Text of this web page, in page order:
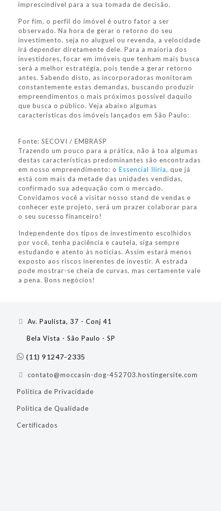
imprescindível para a sua tomada de decisão.
Por fim, o perfil do imóvel é outro fator a ser
observado. Na hora de gerar o retorno do seu
investimento, seja no aluguel ou revenda, a velocidade
irá depender diretamente dele. Para a maioria dos
investidores, focar em imóveis que tenham mais busca
será a melhor estratégia, pois tende a gerar retorno
antes. Sabendo disto, as incorporadoras monitoram
constantemente estas demandas, buscando produzir
empreendimentos o mais próximos possível daquilo
que busca o público. Veja abaixo algumas
características dos imóveis lançados em São Paulo:
Fonte: SECOVI / EMBRASP
Trazendo um pouco para a prática, não à toa algumas
destas características predominantes são encontradas
em nosso empreendimento: oEssencial Ilíria, que já
está com mais da metade das unidades vendidas,
confirmado sua adequação com o mercado.
Convidamos você a visitar nosso stand de vendas e
conhecer este projeto, será um prazer colaborar para
o seu sucesso financeiro!
Independente dos tipos de investimento escolhidos
por você, tenha paciência e cautela, siga sempre
estudando e atento às notícias. Assim estará menos
exposto aos riscos inerentes de investir. A estrada
pode mostrar-se cheia de curvas, mas certamente vale
a pena. Bons negócios!
Av. Paulista, 37 - Conj 41
Bela Vista - São Paulo - SP
(11) 91247-2335
contato@moccasin-dog-452703.hostingersite.com
Política de Privacidade
Política de Qualidade
Certificados